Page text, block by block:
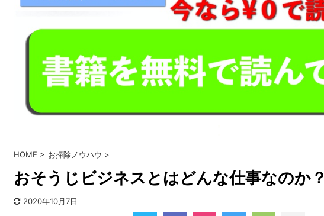
HOME > お掃除ノウハウ >
おそうじビジネスとはどんな仕事なのか？
2020年10月7日